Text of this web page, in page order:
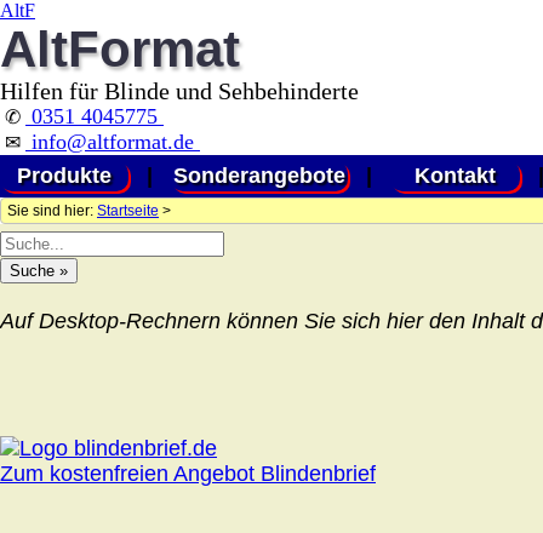
AltF
AltFormat
Hilfen für Blinde und Sehbehinderte
✆ 0351 4045775
✉ info@altformat.de
Produkte
Sonderangebote Kontakt
Sie sind hier: Startseite >
Auf Desktop-Rechnern können Sie sich hier den Inhalt
Zum kostenfreien Angebot Blindenbrief